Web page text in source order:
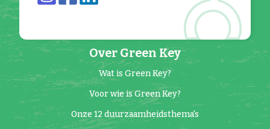
Over Green Key
Wat is Green Key?
Voor wie is Green Key?
Onze 12 duurzaamheidsthema's